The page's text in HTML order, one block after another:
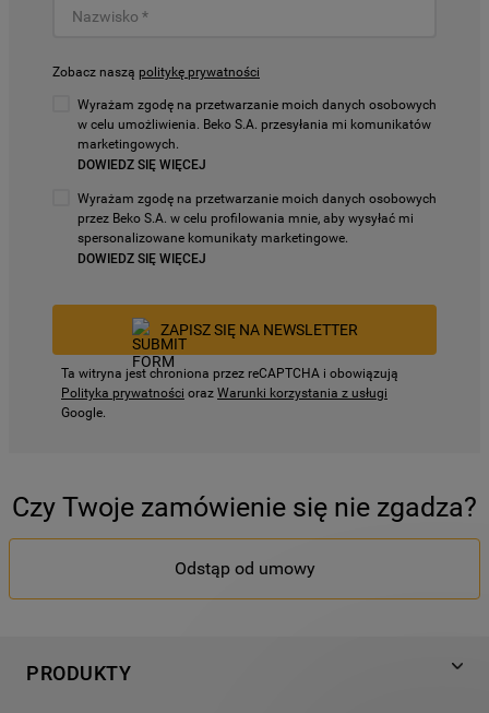
Zobacz naszą politykę prywatności
Wyrażam zgodę na przetwarzanie moich danych osobowych
w celu umożliwienia. Beko S.A. przesyłania mi komunikatów
marketingowych.
DOWIEDZ SIĘ WIĘCEJ
Wyrażam zgodę na przetwarzanie moich danych osobowych
przez Beko S.A. w celu profilowania mnie, aby wysyłać mi
spersonalizowane komunikaty marketingowe.
DOWIEDZ SIĘ WIĘCEJ
ZAPISZ SIĘ NA NEWSLETTER
Ta witryna jest chroniona przez reCAPTCHA i obowiązują
Polityka prywatności oraz Warunki korzystania z usługi
Google.
Czy Twoje zamówienie się nie zgadza?
Odstąp od umowy
PRODUKTY